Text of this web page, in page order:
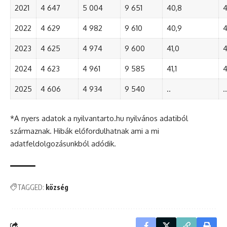
2021 4 647 5 004 9 651 40,8
2022 4 629 4 982 9 610 40,9
2023 4 625 4 974 9 600 41,0
2024 4 623 4 961 9 585 41,1
2025 4 606 4 934 9 540 .. ..
*A nyers adatok a nyilvantarto.hu nyilvános adatiból
származnak. Hibák előfordulhatnak ami a mi
adatfeldolgozásunkból adódik.
TAGGED: község